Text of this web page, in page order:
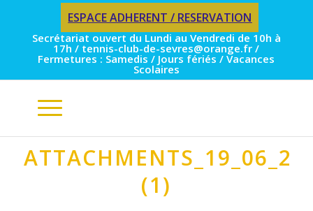
ESPACE ADHERENT / RESERVATION
Secrétariat ouvert du Lundi au Vendredi de 10h à
17h / tennis-club-de-sevres@orange.fr /
Fermetures : Samedis / Jours fériés / Vacances
Scolaires
(1)